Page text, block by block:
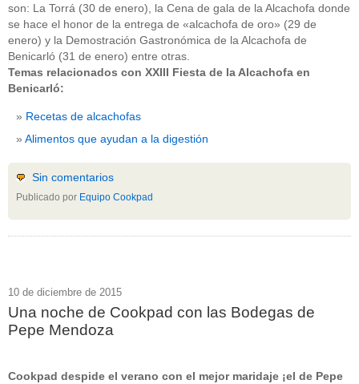
son: La Torrá (30 de enero), la Cena de gala de la Alcachofa donde
se hace el honor de la entrega de «alcachofa de oro» (29 de
enero) y la Demostración Gastronómica de la Alcachofa de
Benicarló (31 de enero) entre otras.
Temas relacionados con XXIII Fiesta de la Alcachofa en
Benicarló:
Recetas de alcachofas
Alimentos que ayudan a la digestión
Sin comentarios
Publicado por Equipo Cookpad
10 de diciembre de 2015
Una noche de Cookpad con las Bodegas de
Pepe Mendoza
Cookpad despide el verano con el mejor maridaje ¡el de Pepe